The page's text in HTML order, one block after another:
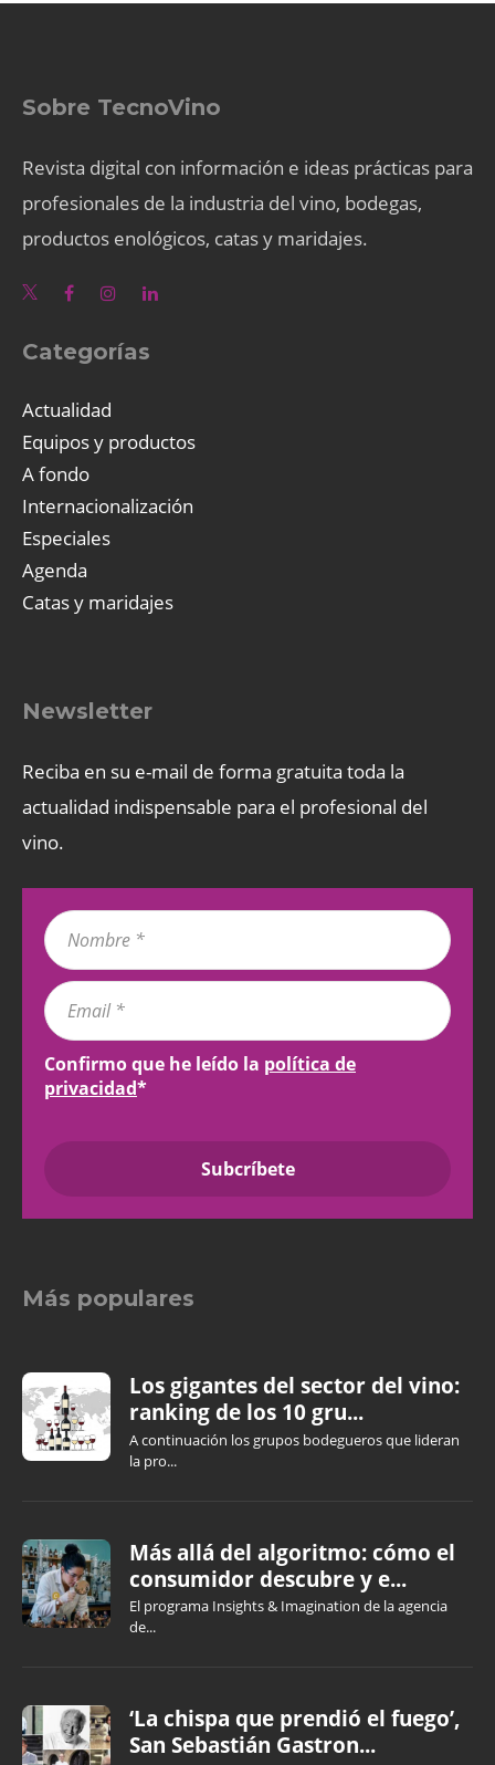
Sobre TecnoVino
Revista digital con información e ideas prácticas para
profesionales de la industria del vino, bodegas,
productos enológicos, catas y maridajes.
Categorías
Actualidad
Equipos y productos
A fondo
Internacionalización
Especiales
Agenda
Catas y maridajes
Newsletter
Reciba en su e-mail de forma gratuita toda la
actualidad indispensable para el profesional del
vino.
Confirmo que he leído la política de
privacidad*
Más populares
Los gigantes del sector del vino:
ranking de los 10 gru...
A continuación los grupos bodegueros que lideran
la pro...
Más allá del algoritmo: cómo el
consumidor descubre y e...
El programa Insights & Imagination de la agencia
de...
‘La chispa que prendió el fuego’,
San Sebastián Gastron...